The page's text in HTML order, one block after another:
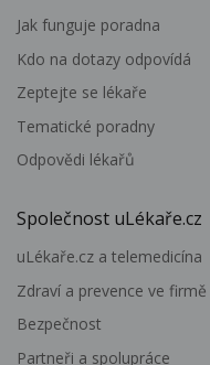
Jak funguje poradna
Kdo na dotazy odpovídá
Zeptejte se lékaře
Tematické poradny
Odpovědi lékařů
Společnost uLékaře.cz
uLékaře.cz a telemedicína
Zdraví a prevence ve firmě
Bezpečnost
Partneři a spolupráce